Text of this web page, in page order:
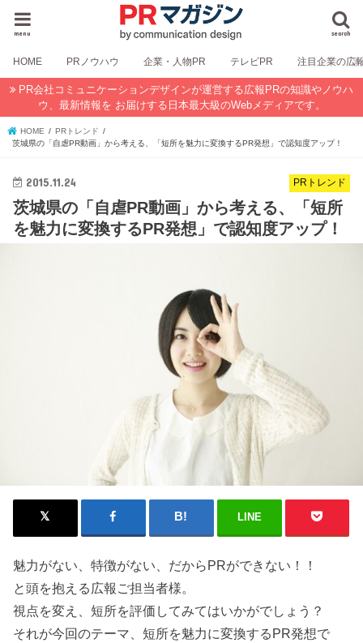
search
menu
HOME PRノウハウ 企業・人物PR テレビPR 注目企業の広
PR会社コミュニケーションデザインが運営する広報PRの知識やノウハ
ウ、最新情報を お届けする日本最大級のWebメディアです。
HOME
PRトレンド
茨城県の「自虐PR動画」から考える、「短所を魅力に変換するPR発想」で認知度アップ！
PRトレンド
2015.11.24
茨城県の「自虐PR動画」から考える、「短所
を魅力に変換するPR発想」で認知度アップ！
LINE
魅力がない、特徴がない、だからPRができない！！
と頭を抱える広報ご担当者様。
視点を変え、短所を評価してみてはいかがでしょう？
それが今回のテーマ、短所を魅力に変換するPR発想で